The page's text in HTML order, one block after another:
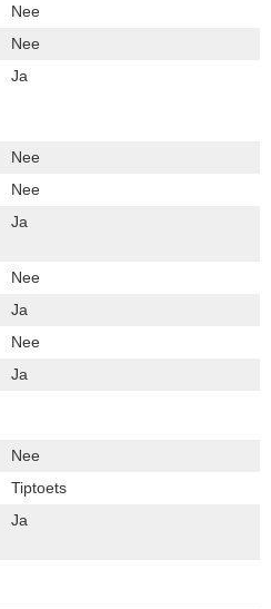
Nee
Nee
Ja
Nee
Nee
Ja
Nee
Ja
Nee
Ja
Nee
Tiptoets
Ja